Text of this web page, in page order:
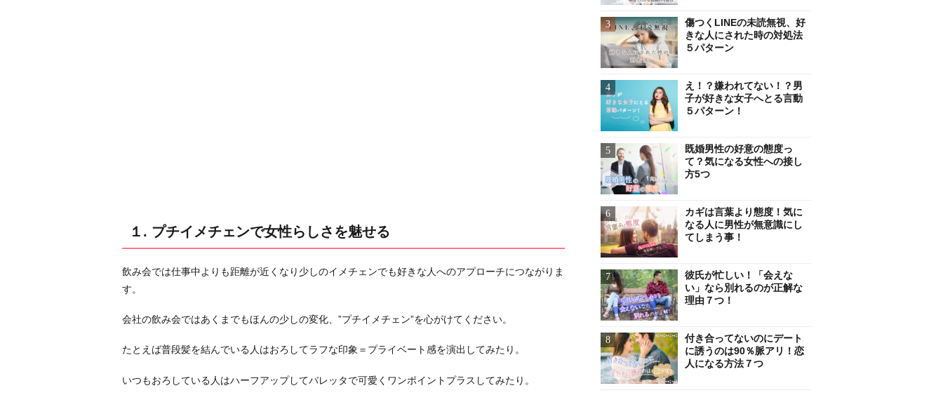
を
せ
ス
な
１. プチイメチェンで女性らしさを魅せる
飲み会では仕事中よりも距離が近くなり少しのイメチェンでも好きな人へのアプローチにつながりま
す。
会社の飲み会ではあくまでもほんの少しの変化、”プチイメチェン”を心がけてください。
たとえば普段髪を結んでいる人はおろしてラフな印象＝プライベート感を演出してみたり。
いつもおろしている人はハーフアップしてバレッタで可愛くワンポイントプラスしてみたり。
傷つくLINEの未読無視、好
きな人にされた時の対処法
５パターン
え！？嫌われてない！？男
子が好きな女子へとる言動
５パターン！
既婚男性の好意の態度っ
て？気になる女性への接し
方5つ
カギは言葉より態度！気に
なる人に男性が無意識にし
てしまう事！
彼氏が忙しい！「会えな
い」なら別れるのが正解な
理由７つ！
付き合ってないのにデート
に誘うのは90％脈アリ！恋
人になる方法７つ